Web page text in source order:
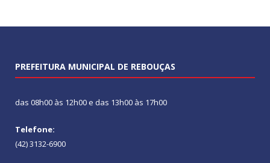
PREFEITURA MUNICIPAL DE REBOUÇAS
das 08h00 às 12h00 e das 13h00 às 17h00
Telefone:
(42) 3132-6900